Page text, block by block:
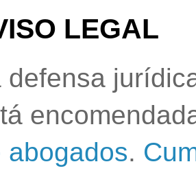
LEGAL
defensa
abogados.